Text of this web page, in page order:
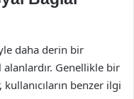
daha derin bir
alanlardır. Genellikle bir
benzer ilgi